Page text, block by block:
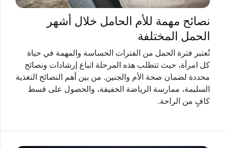
نصائح مهمة للأم الحامل خلال أشهر
الحمل المختلفة
تُعتبر فترة الحمل من الفترات الحساسة والمهمة في حياة
كل امرأة، حيث تتطلب هذه المرحلة اتباع إرشادات ونصائح
محددة لضمان صحة الأم والجنين. من بين أهم النصائح التغذية
السليمة، ممارسة الرياضة الخفيفة، والحصول على قسط
كافٍ من الراحة.